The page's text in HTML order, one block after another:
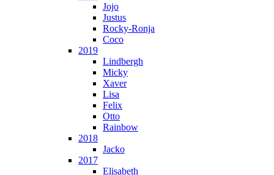
Jojo
Justus
Rocky-Ronja
Coco
2019
Lindbergh
Micky
Xaver
Lisa
Felix
Otto
Rainbow
2018
Jacko
2017
Elisabeth